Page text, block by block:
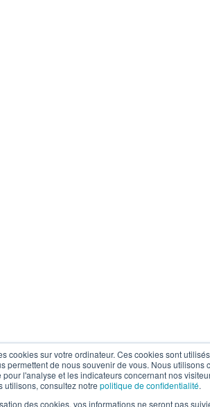
cookies sur votre ordinateur. Ces cookies sont
permettent de nous souvenir de vous. Nous
l'analyse et les indicateurs concernant nos
utilisons, consultez notre politique de confidentialité.
des cookies, vos informations ne seront pas